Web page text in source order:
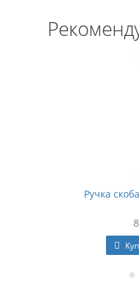
Ручка